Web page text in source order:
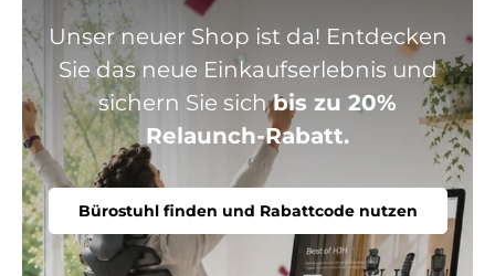
Unser neuer Shop ist da! Entdecken
Sie das neue Einkaufserlebnis und
sichern Sie sichbis zu 20%
Relaunch-Rabatt.
Bürostuhl finden und Rabattcode nutzen